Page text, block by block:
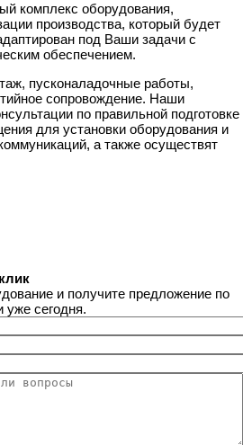
комплекс оборудования,
производства, который будет
под Ваши задачи с
обеспечением.
пусконаладочные работы,
сопровождение. Наши
по правильной подготовке
для установки оборудования и
а также осуществят
и получите предложение по
уже сегодня.
вопросы